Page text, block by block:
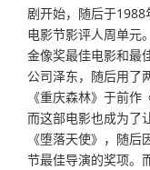
剧开始，随后于
电影节影评人周单元
金像奖最佳电影和最
公司泽东，随后用了
《重庆森林》于前作
而这部电影也成为了
《堕落天使》，随
节最佳导演的奖项。